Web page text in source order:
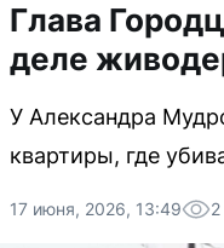
Глава
деле
У Александра
квартиры, где
17 июня, 2026, 13:49 2